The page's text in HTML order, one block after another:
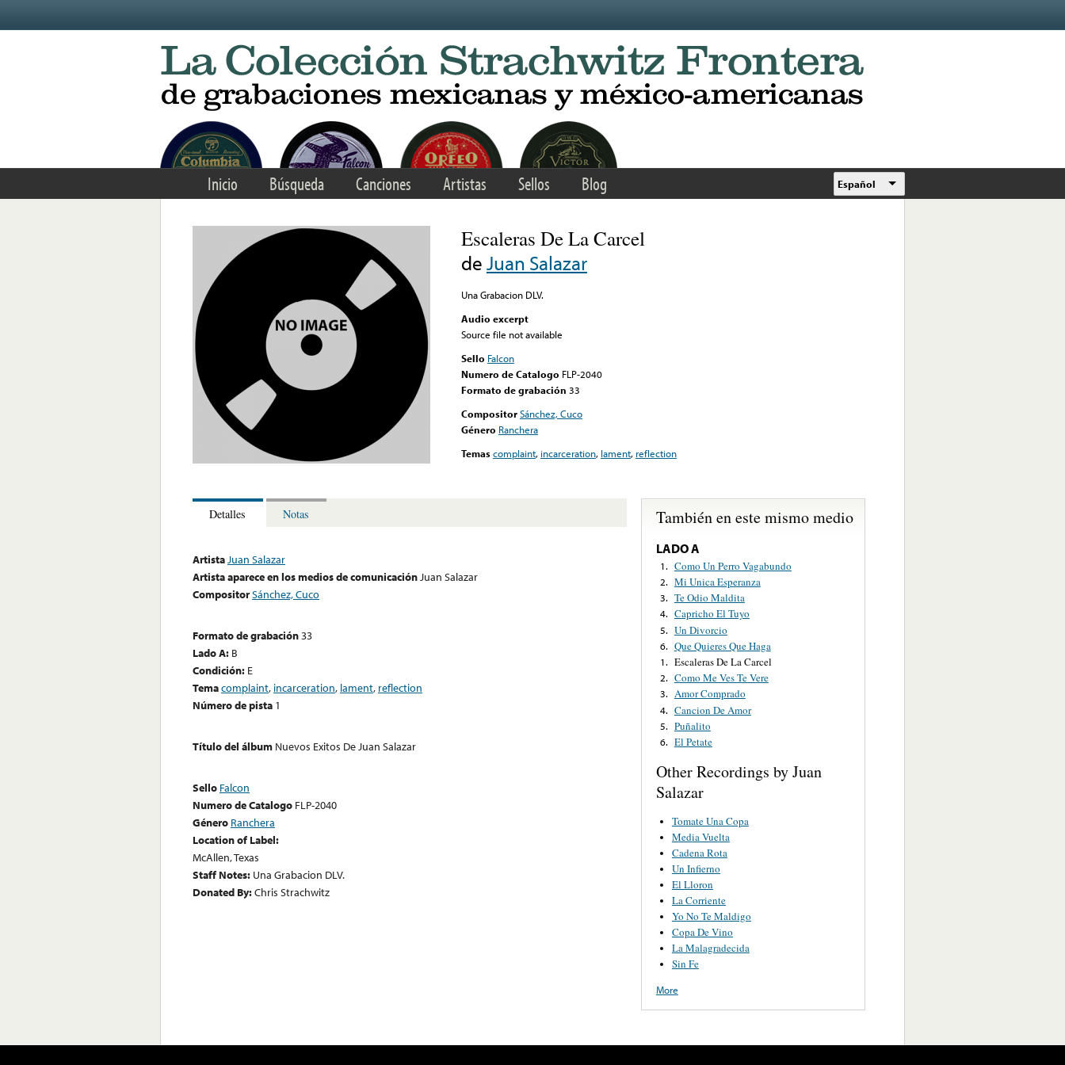
Inicio Búsqueda Canciones Artistas Sellos Blog Español
Escaleras De La Carcel
deJuan Salazar
Una Grabacion DLV.
Audio excerpt
Source file not available
Sello Falcon
Numero de Catalogo FLP-2040
Formato de grabación 33
CompositorSánchez, Cuco
Género Ranchera
Temascomplaint, incarceration, lament, reflection
Detalles Notas
ArtistaJuan Salazar
Artista aparece en los medios de comunicaciónJuan Salazar
CompositorSánchez, Cuco
Formato de grabación33
Lado A: B
Condición: E
Temacomplaint, incarceration, lament, reflection
Número de pista 1
Título del álbum Nuevos Exitos De Juan Salazar
Sello Falcon
Numero de Catalogo FLP-2040
Género Ranchera
Location of Label:
McAllen, Texas
Staff Notes: Una Grabacion DLV.
Donated By:Chris Strachwitz
También en este mismo medio
LADO A
1. Como Un Perro Vagabundo
2. Mi Unica Esperanza
3. Te Odio Maldita
4. Capricho El Tuyo
5. Un Divorcio
6. Que Quieres Que Haga
1. Escaleras De La Carcel
2. Como Me Ves Te Vere
3. Amor Comprado
4. Cancion De Amor
5. Puñalito
6. El Petate
Other Recordings by Juan
Salazar
Tomate Una Copa
Media Vuelta
Cadena Rota
Un Infierno
El Lloron
La Corriente
Yo No Te Maldigo
Copa De Vino
La Malagradecida
Sin Fe
More